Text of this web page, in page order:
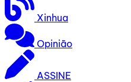
Xinhua
Opinião
ASSINE